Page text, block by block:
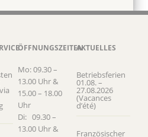
ÖFFNUNGSZEITEN
Mo: 09.30 –
13.00 Uhr &
15.00 – 18.00
Uhr
Di: 09.30 –
13.00 Uhr &
AKTUELLES
Betriebsferien
01.08. –
27.08.2026
(Vacances
d’été)
Französischer